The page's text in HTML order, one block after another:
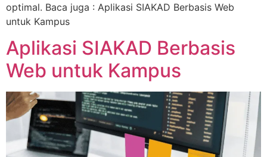
optimal. Baca juga : Aplikasi SIAKAD Berbasis Web
untuk Kampus
Aplikasi SIAKAD Berbasis
Web untuk Kampus